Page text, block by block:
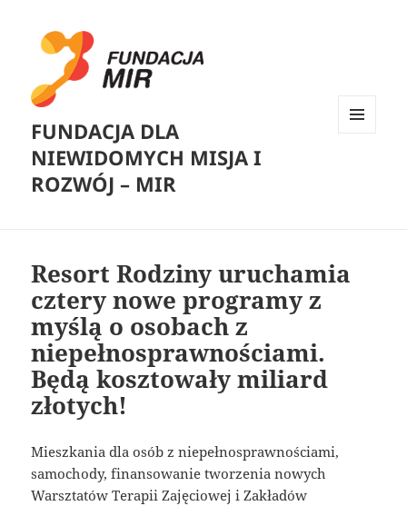
FUNDACJA DLA
NIEWIDOMYCH MISJA I
ROZWÓJ – MIR
Resort Rodziny uruchamia
cztery nowe programy z
myślą o osobach z
niepełnosprawnościami.
Będą kosztowały miliard
złotych!
Mieszkania dla osób z niepełnosprawnościami,
samochody, finansowanie tworzenia nowych
Warsztatów Terapii Zajęciowej i Zakładów